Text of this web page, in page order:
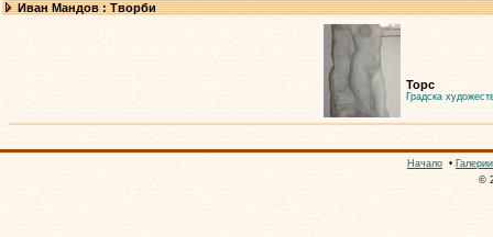
Иван Мандов : Творби
Торс
Градска
Начало • Галерии
©